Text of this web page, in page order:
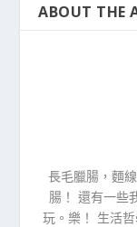
ABOUT THE
長毛臘腸，麵
腸！ 還有一些
玩。樂！ 生活